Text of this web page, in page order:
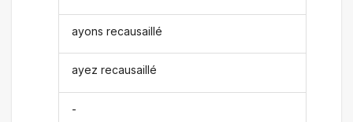
ayons recausaillé
ayez recausaillé
-